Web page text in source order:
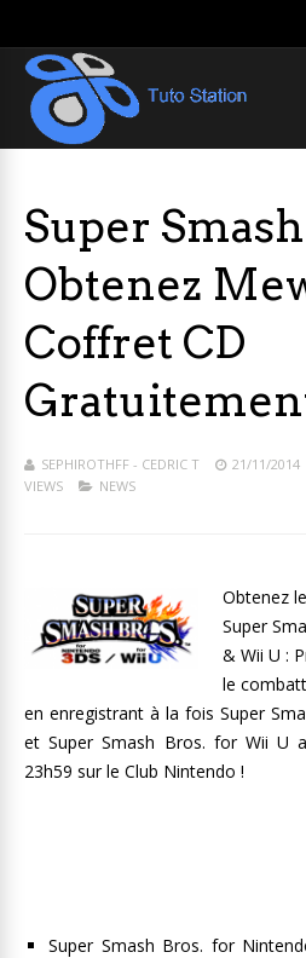
Super
Obtenez
Coffret CD
SEPHIROTHFF - CEDRIC T 21/11/2014
VIEWS
NEWS
Obtenez
Super
& Wii U :
le
en enregistrant à la fois Super
et Super Smash Bros. for Wii U
23h59 sur le Club Nintendo !
Super Smash Bros. for